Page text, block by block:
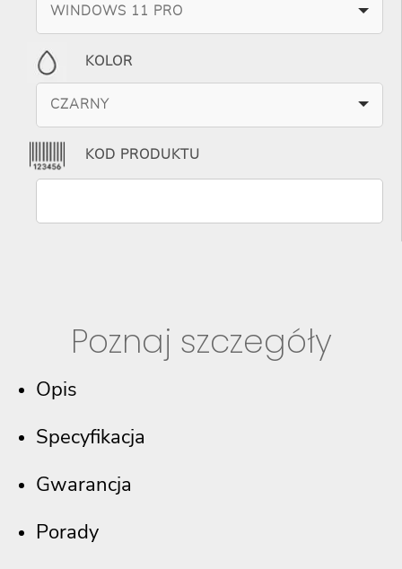
WINDOWS 11 PRO
KOLOR
CZARNY
KOD PRODUKTU
Poznaj szczegóły
Opis
Specyfikacja
Gwarancja
Porady